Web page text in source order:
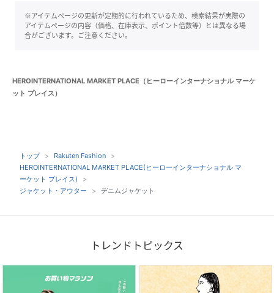
※アイテムページの更新が定期的に行われているため、検索結果が実際の
アイテムページの内容（価格、在庫表示、ポイント倍数等）とは異なる場
合がございます。ご注意ください。
HEROINTERNATIONAL MARKET PLACE（ヒーローインターナショナル マーケ
ット プレイス）
トップ
Rakuten Fashion
HEROINTERNATIONAL MARKET PLACE(ヒーローインターナショナル マ
ーケット プレイス)
ジャケット・アウター
デニムジャケット
トレンドトピックス